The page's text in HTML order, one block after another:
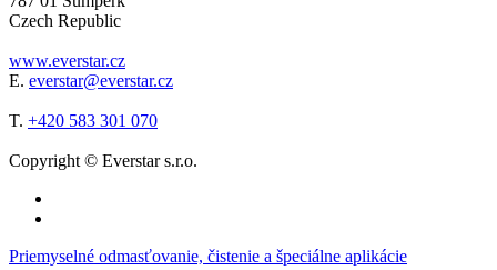
Czech Republic
www.everstar.cz
E. everstar@everstar.cz
T. +420 583 301 070
Copyright © Everstar s.r.o.
Priemyselné odmasťovanie, čistenie a špeciálne aplikácie